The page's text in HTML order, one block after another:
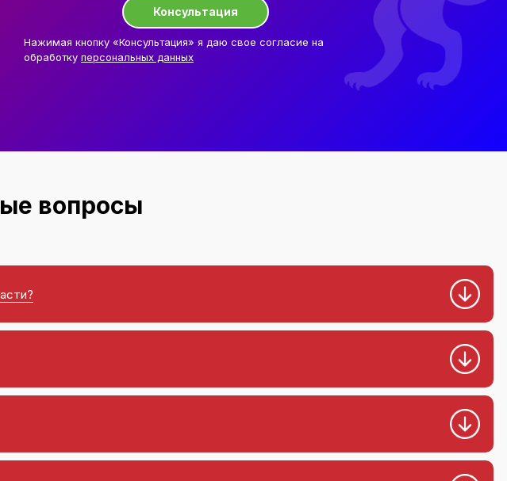
Консультация
Нажимая кнопку «Консультация» я даю свое согласие на
обработку персональных данных
вопросы